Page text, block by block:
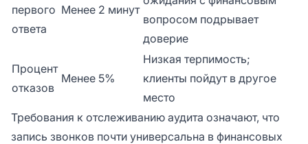
первого
ответа
Менее 2 минут
вопросом подрывает
доверие
Процент
отказов
Менее 5%
Низкая терпимость;
клиенты пойдут в другое
место
Требования к отслеживанию аудита означают, что
запись звонков почти универсальна в финансовых